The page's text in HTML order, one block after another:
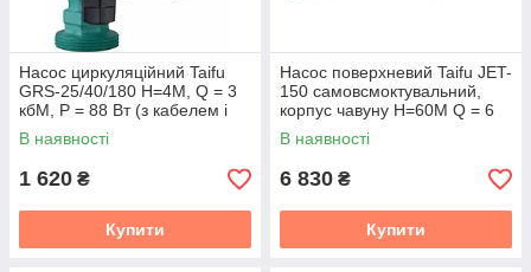
Насос циркуляційний Taifu
GRS-25/40/180 Н=4М, Q = 3
кбМ, P = 88 Вт (з кабелем і
гайками) (TF0078)
В наявності
1 620 ₴
Купити
Насос поверхневий Taifu JET-
150 самовсмоктувальний,
корпус чавуну Н=60М Q = 6
кбМ P = 1100 Вт 1,5"x 1"
(TF0036)
В наявності
6 830 ₴
Купити